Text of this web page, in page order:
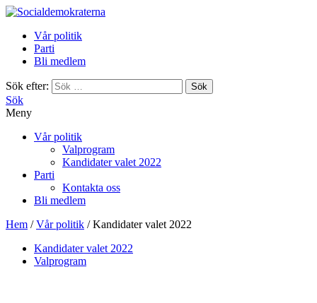
Vår politik
Parti
Bli medlem
Sök efter:
Sök
Meny
Vår politik
Valprogram
Kandidater valet 2022
Parti
Kontakta oss
Bli medlem
Hem /Vår politik /Kandidater valet 2022
Kandidater valet 2022
Valprogram